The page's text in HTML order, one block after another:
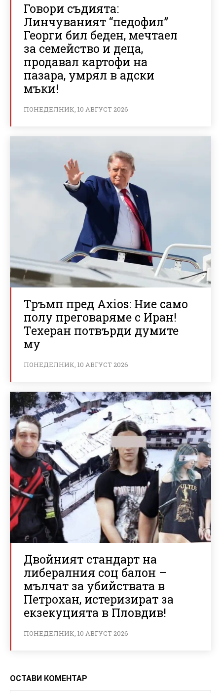
Говори съдията:
Линчуваният “педофил”
Георги бил беден, мечтаел
за семейство и деца,
продавал картофи на
пазара, умрял в адски
мъки!
ПОНЕДЕЛНИК, 10 АВГУСТ 2026
Тръмп пред Axios: Ние само
полу преговаряме с Иран!
Техеран потвърди думите
му
ПОНЕДЕЛНИК, 10 АВГУСТ 2026
Двойният стандарт на
либералния соц балон –
мълчат за убийствата в
Петрохан, истеризират за
екзекуцията в Пловдив!
ПОНЕДЕЛНИК, 10 АВГУСТ 2026
ОСТАВИ КОМЕНТАР